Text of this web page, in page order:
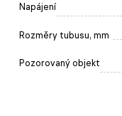
Napájení
Rozměry tubusu, mm
Pozorovaný objekt